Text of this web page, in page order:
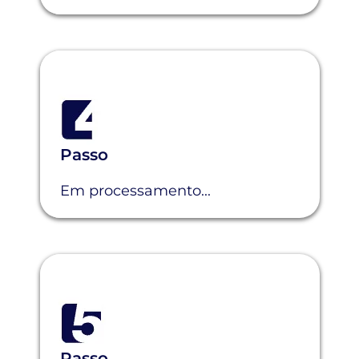
Passo
Em processamento...